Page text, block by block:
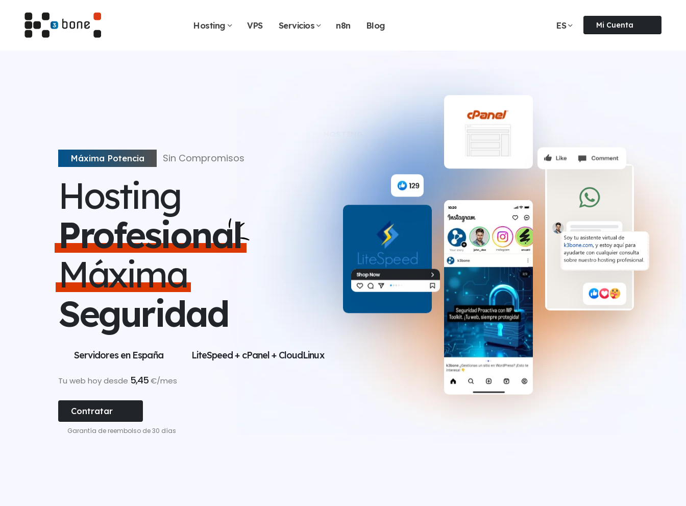
Hosting VPS Servicios n8n Blog ES Mi Cuenta
Máxima Potencia Sin Compromisos
Hosting
Profesional
Máxima
Seguridad
Servidores en España LiteSpeed + cPanel + CloudLinux
Tu web hoy desde 5,45€/mes
Contratar
Garantía de reembolso de 30 días